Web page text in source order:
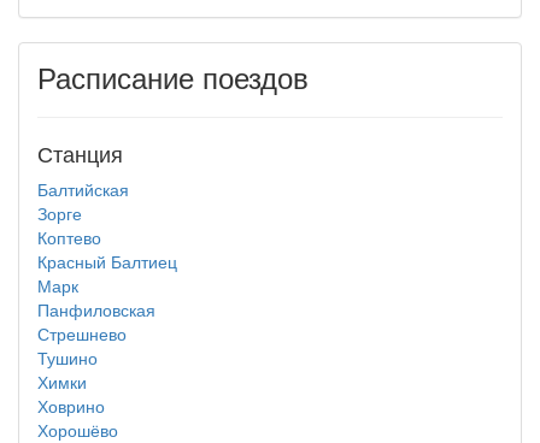
Расписание поездов
Станция
Балтийская
Зорге
Коптево
Красный Балтиец
Марк
Панфиловская
Стрешнево
Тушино
Химки
Ховрино
Хорошёво